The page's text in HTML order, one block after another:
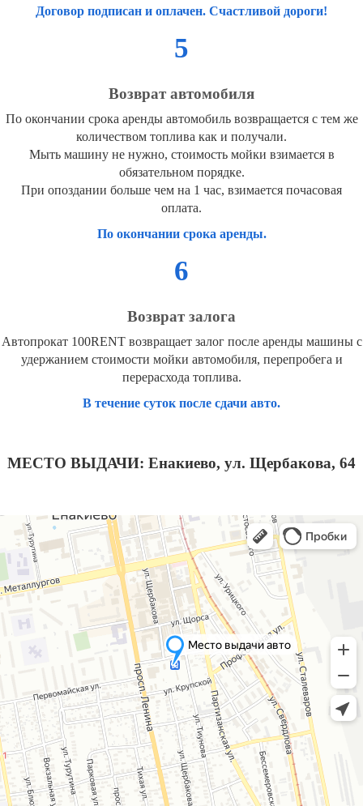
Договор подписан и оплачен. Счастливой дороги!
5
Возврат автомобиля
По окончании срока аренды автомобиль возвращается с тем же
количеством топлива как и получали.
Мыть машину не нужно, стоимость мойки взимается в
обязательном порядке.
При опоздании больше чем на 1 час, взимается почасовая
оплата.
По окончании срока аренды.
6
Возврат залога
Автопрокат 100RENT возвращает залог после аренды машины с
удержанием стоимости мойки автомобиля, перепробега и
перерасхода топлива.
В течение суток после сдачи авто.
МЕСТО ВЫДАЧИ: Енакиево, ул. Щербакова, 64